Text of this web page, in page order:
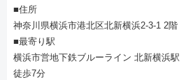
■住所
神奈川県横浜市港北区北新横浜2-3-1 2階
■最寄り駅
横浜市営地下鉄ブルーライン 北新横浜駅
徒歩7分